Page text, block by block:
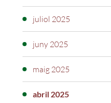
juliol 2025
juny 2025
maig 2025
abril 2025